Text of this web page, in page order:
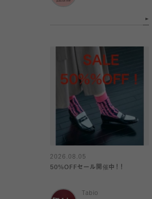
2026.08.05
50%OFFセール開催中！！
Tabio